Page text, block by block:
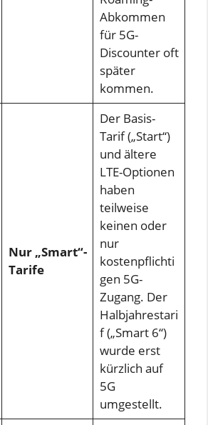
Abkommen
für 5G-
Discounter oft
später
kommen.
Nur „Smart“-
Tarife
Der Basis-
Tarif („Start“)
und ältere
LTE-Optionen
haben
teilweise
keinen oder
nur
kostenpflichti
gen 5G-
Zugang. Der
Halbjahrestari
f („Smart 6“)
wurde erst
kürzlich auf
5G
umgestellt.